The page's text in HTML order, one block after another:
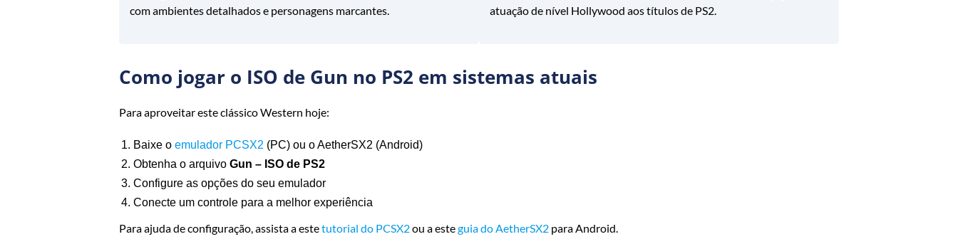
com ambientes detalhados e personagens marcantes.
atuação de nível Hollywood aos títulos de PS2.
Como jogar o ISO de Gun no PS2 em sistemas atuais
Para aproveitar este clássico Western hoje:
Baixe o emulador PCSX2 (PC) ou o AetherSX2 (Android)
Obtenha o arquivo Gun – ISO de PS2
Configure as opções do seu emulador
Conecte um controle para a melhor experiência
Para ajuda de configuração, assista a estetutorial do PCSX2ou a esteguia do AetherSX2 para Android.